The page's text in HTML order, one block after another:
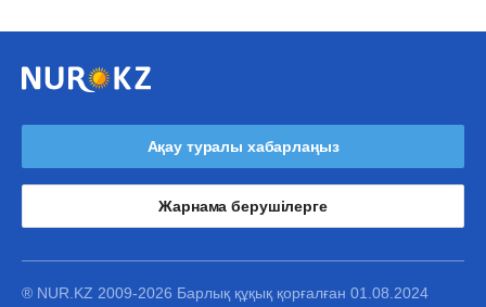
Ақау туралы хабарлаңыз
Жарнама берушілерге
® NUR.KZ 2009-2026 Барлық құқық қорғалған 01.08.2024